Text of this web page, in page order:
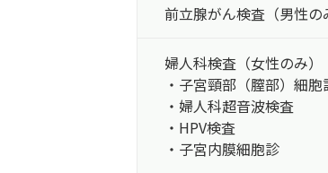
前立腺がん検査 （男性の
婦人科検査（女性のみ）
・子宮頸部（膣部） 細胞
・婦人科超音波検査
・HPV検査
・子宮内膜細胞診